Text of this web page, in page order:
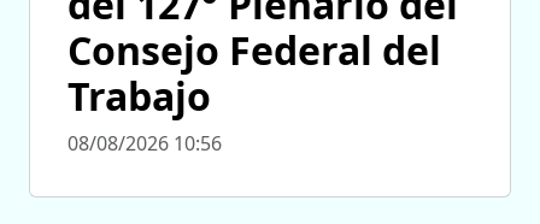
Consejo Federal del
Trabajo
08/08/2026 10:56